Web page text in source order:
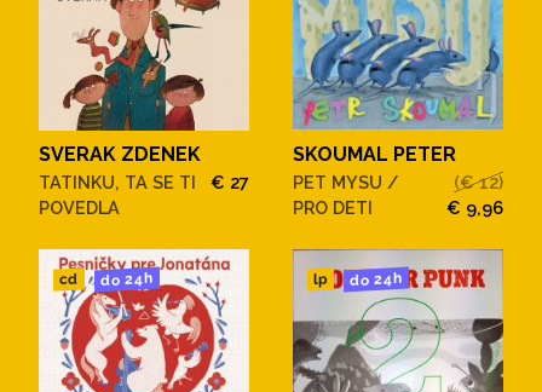
SVERAK ZDENEK
TATINKU, TA SE TI
POVEDLA
€ 27
SKOUMAL PETER
PET MYSU /
PRO DETI
(€ 12)
€ 9,96
cd do 24h lp do 24h